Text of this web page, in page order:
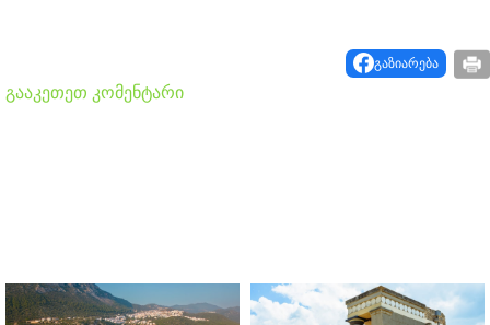
გაზიარება
გააკეთეთ კომენტარი